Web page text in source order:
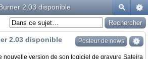
2.03 disponible
Posteur de news
2.03 disponible
nouvelle version de son logiciel de gravure Sateira